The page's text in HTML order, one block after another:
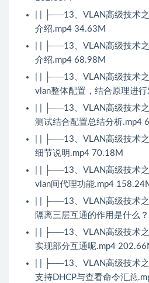
| | ├──13、VLAN高级技术
介绍.mp4 34.63M
| | ├──13、VLAN高级技术
介绍.mp4 68.98M
| | ├──13、VLAN高级技术
vlan整体配置，结合原理进
| | ├──13、VLAN高级技术
测试结合配置总结分析.mp4
| | ├──13、VLAN高级技术
细节说明.mp4 70.18M
| | ├──13、VLAN高级技术
vlan间代理功能.mp4
| | ├──13、VLAN高级技术
隔离三层互通的作用是什么
| | ├──13、VLAN高级技术
实现部分互通呢.mp4
| | ├──13、VLAN高级技术
支持DHCP与查看命令汇总